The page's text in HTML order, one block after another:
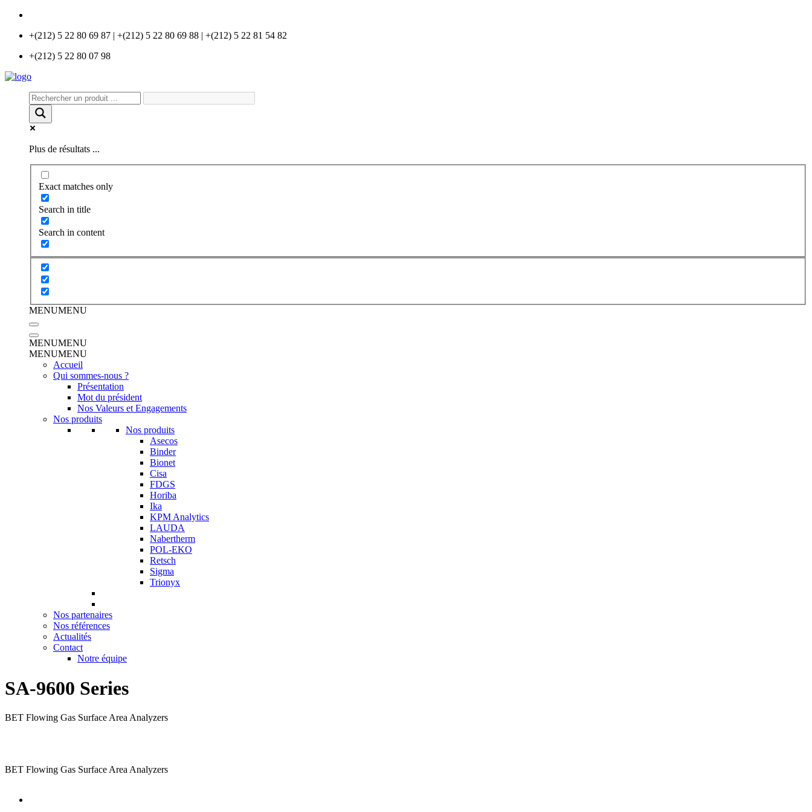
+(212) 5 22 80 69 87 | +(212) 5 22 80 69 88 | +(212) 5 22 81 54 82
+(212) 5 22 80 07 98
Plus de résultats ...
Exact matches only
Search in title
Search in content
MENUMENU
MENUMENU
MENUMENU
Accueil
Qui sommes-nous ?
Présentation
Mot du président
Nos Valeurs et Engagements
Nos produits
Nos produits
Asecos
Binder
Bionet
Cisa
FDGS
Horiba
Ika
KPM Analytics
LAUDA
Nabertherm
POL-EKO
Retsch
Sigma
Trionyx
Nos partenaires
Nos références
Actualités
Contact
Notre équipe
SA-9600 Series
BET Flowing Gas Surface Area Analyzers
BET Flowing Gas Surface Area Analyzers